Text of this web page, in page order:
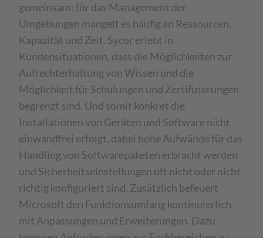
gemeinsam: für das Management der
Umgebungen mangelt es häufig an Ressourcen,
Kapazität und Zeit. Sycor erlebt in
Kundensituationen, dass die Möglichkeiten zur
Aufrechterhaltung von Wissen und die
Möglichkeit für Schulungen und Zertifizierungen
begrenzt sind. Und somit konkret die
Installationen von Geräten und Software nicht
einwandfrei erfolgt, dabei hohe Aufwände für das
Handling von Softwarepaketen erbracht werden
und Sicherheitseinstellungen oft nicht oder nicht
richtig konfiguriert sind. Zusätzlich befeuert
Microsoft den Funktionsumfang kontinuierlich
mit Anpassungen und Erweiterungen. Dazu